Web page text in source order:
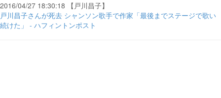
2016/04/27 18:30:18 【戸川昌子】
戸川昌子さんが死去 シャンソン歌手で作家「最後までステージで歌い
続けた」 - ハフィントンポスト